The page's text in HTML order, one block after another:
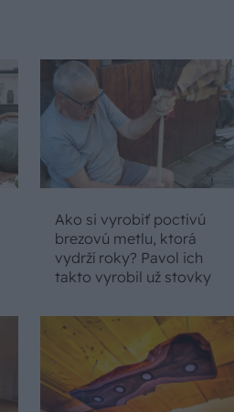
Ako si vyrobiť poctivú
brezovú metlu, ktorá
vydrží roky? Pavol ich
takto vyrobil už stovky